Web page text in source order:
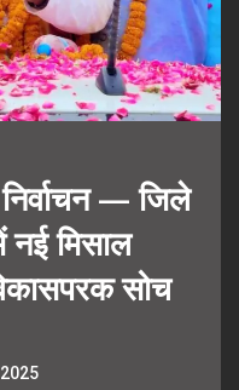
निर्वाचन — जिले
नई मिसाल
सोच